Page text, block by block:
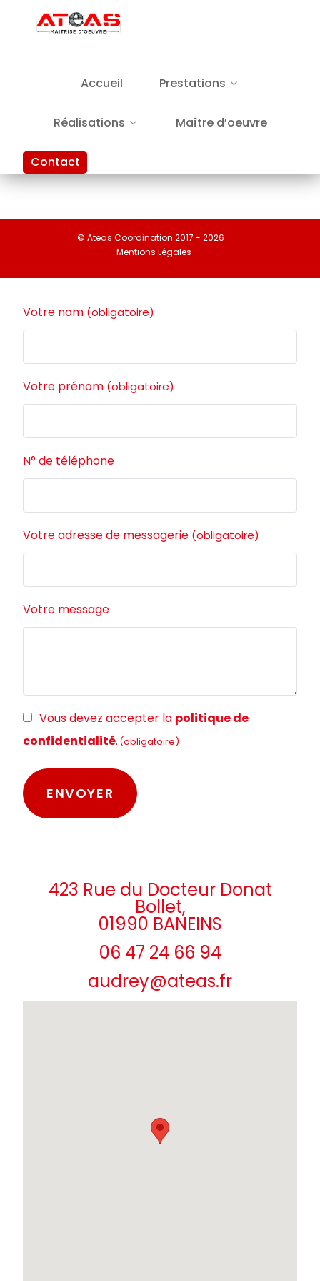
Accueil Prestations
Réalisations Maître d’oeuvre
Contact
© Ateas Coordination 2017 - 2026
- Mentions Légales
Votre nom (obligatoire)
Votre prénom (obligatoire)
N° de téléphone
Votre adresse de messagerie (obligatoire)
Votre message
RGPDVous devez accepter la politique de
confidentialité. (obligatoire)
423 Rue du Docteur Donat
Bollet,
01990 BANEINS
06 47 24 66 94
audrey@ateas.fr